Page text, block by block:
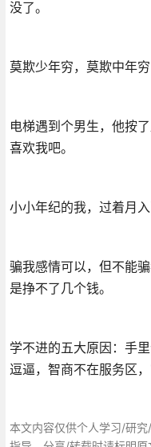
没了。
莫欺少年穷，莫欺中年穷
电梯遇到个男生，他按
喜欢我吧。
小小年纪的我，过着月
骗我感情可以，但不能
是挣不了几个钱。
学不进的五大原因：手
逗逼，智商不在服务区，
本文内容仅供个人学习/研